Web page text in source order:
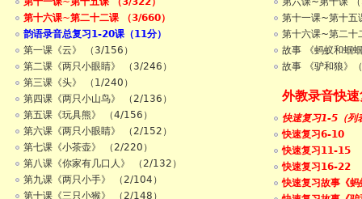
第十六课~第二十二课 （3/660）
韵语录音总复习1-20课（11分）
第一课《云》 （3/156）
第二课《两只小眼睛》 （3/246）
第三课《头》 （1/240）
第四课《两只小山鸟》 （2/136）
第五课《玩具熊》 （4/156）
第六课《两只小眼睛》 （2/152）
第七课《小茶壶》 （2/220）
第八课《你家有几口人》 （2/132）
第九课《两只小手》 （2/104）
第十课《三只小猴》 （2/148）
第十一课~第十五
第十六课~第二十
故事 《蚂蚁和蝈
故事 《驴和狼》
外教录音快
快速复习1-5（列
快速复习6-10
快速复习11-15
快速复习16-22
快速复习故事《